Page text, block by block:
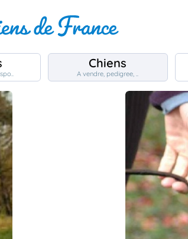
Chiens
A vendre, pedigree, ..